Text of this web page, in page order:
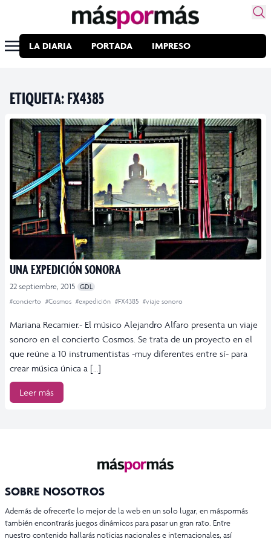
LA DIARIA PORTADA IMPRESO
ETIQUETA:FX4385
UNA EXPEDICIÓN SONORA
22 septiembre, 2015 GDL
#concierto #Cosmos #expedición #FX4385 #viaje sonoro
Mariana Recamier.- El músico Alejandro Alfaro presenta un viaje
sonoro en el concierto Cosmos. Se trata de un proyecto en el
que reúne a 10 instrumentistas -muy diferentes entre sí- para
crear música única a […]
Leer más
SOBRE NOSOTROS
Además de ofrecerte lo mejor de la web en un solo lugar, en máspormás
también encontrarás juegos dinámicos para pasar un gran rato. Entre
nuestro contenido hallarás noticias nacionales e internacionales, así